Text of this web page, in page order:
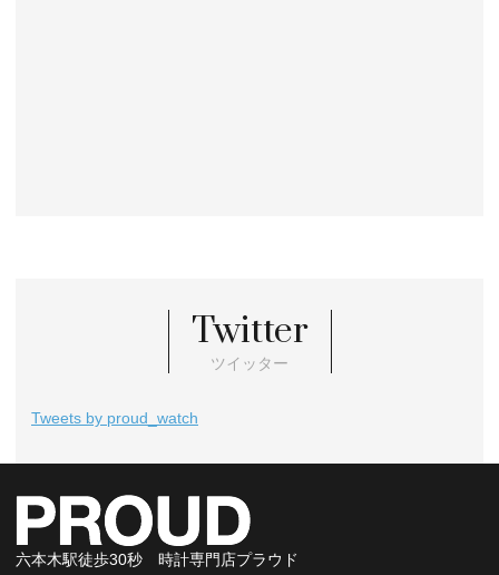
Twitter
ツイッター
Tweets by proud_watch
六本木駅徒歩30秒 時計専門店プラウド